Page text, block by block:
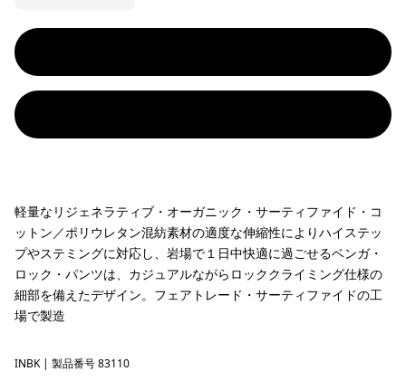
軽量なリジェネラティブ・オーガニック・サーティファイド・コ
ットン／ポリウレタン混紡素材の適度な伸縮性によりハイステッ
プやステミングに対応し、岩場で１日中快適に過ごせるベンガ・
ロック・パンツは、カジュアルながらロッククライミング仕様の
細部を備えたデザイン。フェアトレード・サーティファイドの工
場で製造
Ink Black
INBK | 製品番号 83110